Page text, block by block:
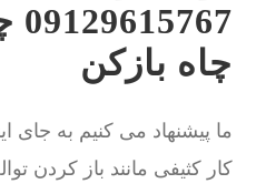
چاه بازکن
ما پیشنهاد می کنیم به
کار کثیفی مانند باز کردن